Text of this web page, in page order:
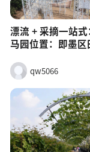
漂流 + 采摘一站
马园位置：即墨区
璃漂流，约 400 米
米落差，高空玻璃
上漂流一体，夏季
激。采摘：园区
园，季节性水果
子、葡萄等），
富。其他：马术、
qw5066